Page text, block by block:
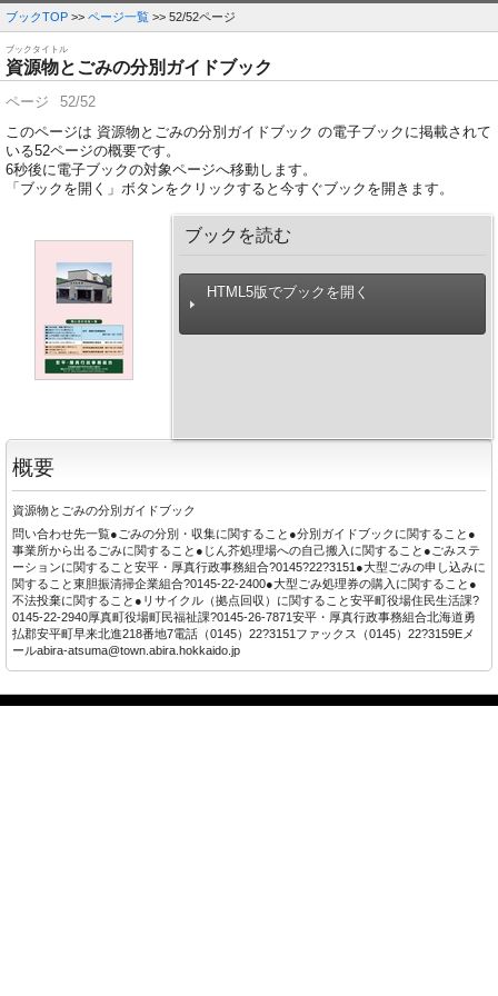
ブックTOP >> ページ一覧 >> 52/52ページ
ブックタイトル
資源物とごみの分別ガイドブック
ページ
52/52
このページは 資源物とごみの分別ガイドブック の電子ブックに掲載されて
いる52ページの概要です。
6秒後に電子ブックの対象ページへ移動します。
「ブックを開く」ボタンをクリックすると今すぐブックを開きます。
ブックを読む
HTML5版でブックを開く
概要
資源物とごみの分別ガイドブック
問い合わせ先一覧●ごみの分別・収集に関すること●分別ガイドブックに関すること●
事業所から出るごみに関すること●じん芥処理場への自己搬入に関すること●ごみステ
ーションに関すること安平・厚真行政事務組合?0145?22?3151●大型ごみの申し込みに
関すること東胆振清掃企業組合?0145-22-2400●大型ごみ処理券の購入に関すること●
不法投棄に関すること●リサイクル（拠点回収）に関すること安平町役場住民生活課?
0145-22-2940厚真町役場町民福祉課?0145-26-7871安平・厚真行政事務組合北海道勇
払郡安平町早来北進218番地7電話（0145）22?3151ファックス（0145）22?3159Eメ
ールabira-atsuma@town.abira.hokkaido.jp